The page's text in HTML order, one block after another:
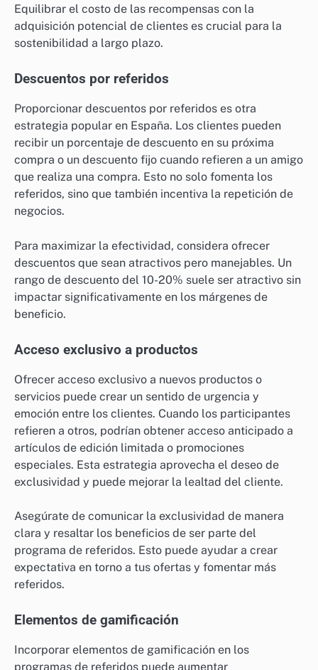
Equilibrar el costo de las recompensas con la
adquisición potencial de clientes es crucial para la
sostenibilidad a largo plazo.
Descuentos por referidos
Proporcionar descuentos por referidos es otra
estrategia popular en España. Los clientes pueden
recibir un porcentaje de descuento en su próxima
compra o un descuento fijo cuando refieren a un amigo
que realiza una compra. Esto no solo fomenta los
referidos, sino que también incentiva la repetición de
negocios.
Para maximizar la efectividad, considera ofrecer
descuentos que sean atractivos pero manejables. Un
rango de descuento del 10-20% suele ser atractivo sin
impactar significativamente en los márgenes de
beneficio.
Acceso exclusivo a productos
Ofrecer acceso exclusivo a nuevos productos o
servicios puede crear un sentido de urgencia y
emoción entre los clientes. Cuando los participantes
refieren a otros, podrían obtener acceso anticipado a
artículos de edición limitada o promociones
especiales. Esta estrategia aprovecha el deseo de
exclusividad y puede mejorar la lealtad del cliente.
Asegúrate de comunicar la exclusividad de manera
clara y resaltar los beneficios de ser parte del
programa de referidos. Esto puede ayudar a crear
expectativa en torno a tus ofertas y fomentar más
referidos.
Elementos de gamificación
Incorporar elementos de gamificación en los
programas de referidos puede aumentar